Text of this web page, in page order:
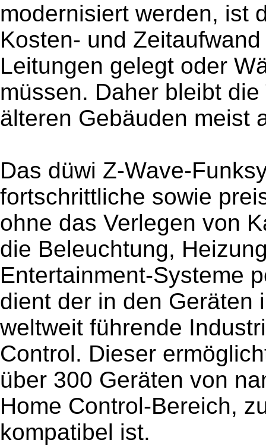
modernisiert werden, ist
Kosten- und
Leitungen gelegt oder
müssen. Daher bleibt
älteren Gebäuden meist
Das düwi Z-Wave-
fortschrittliche sowie
ohne das Verlegen von
die Beleuchtung,
Entertainment-Systeme
dient der in den Geräten
weltweit führende
Control. Dieser
über 300 Geräten von
Home Control-Bereich,
kompatibel ist.